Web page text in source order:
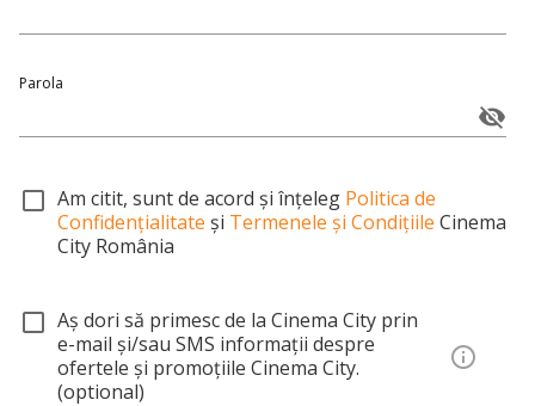
Parola
Am citit, sunt de acord și înțeleg Politica de
Confidențialitate și Termenele și Condițiile Cinema
City România
Aș dori să primesc de la Cinema City prin
e-mail și/sau SMS informații despre
ofertele și promoțiile Cinema City.
(optional)